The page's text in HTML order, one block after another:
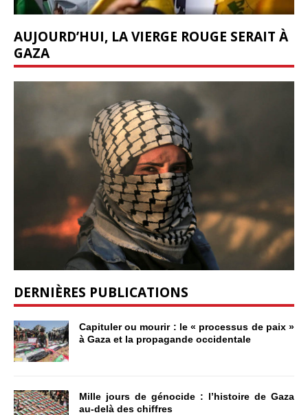
AUJOURD’HUI, LA VIERGE ROUGE SERAIT À
GAZA
DERNIÈRES PUBLICATIONS
Capituler ou mourir : le « processus de paix »
à Gaza et la propagande occidentale
Mille jours de génocide : l’histoire de Gaza
au-delà des chiffres